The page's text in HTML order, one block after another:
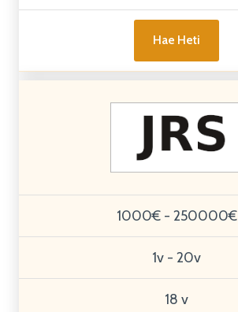
Hae Heti
1000€ - 250000€
1v - 20v
18 v